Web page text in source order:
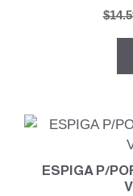
$
ESPIGA P/